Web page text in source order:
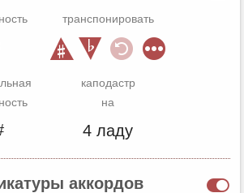
транспонировать
каподастр
на
4 ладу
аккордов